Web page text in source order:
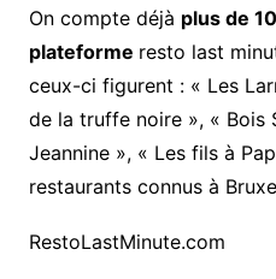
On compte déjà plus de
plateforme resto last
ceux-ci figurent : « Les
de la truffe noire », « Bois
Jeannine », « Les fils à
restaurants connus à
RestoLastMinute.com